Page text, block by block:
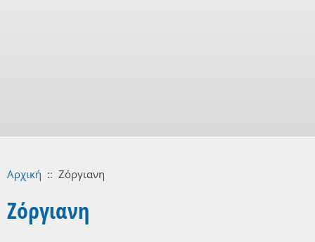
Αρχική :: Ζόργιανη
Ζόργιανη